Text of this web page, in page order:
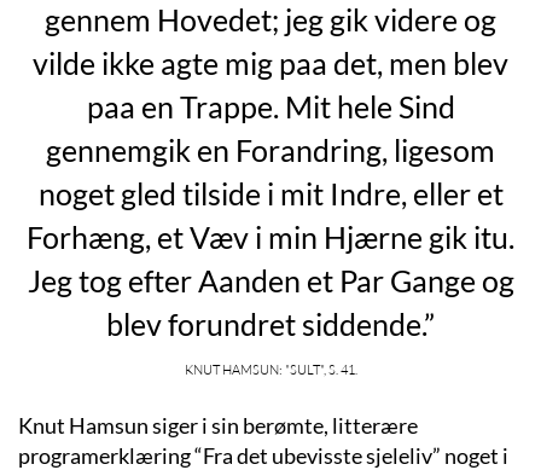
gennem Hovedet; jeg gik videre og
vilde ikke agte mig paa det, men blev
paa en Trappe. Mit hele Sind
gennemgik en Forandring, ligesom
noget gled tilside i mit Indre, eller et
Forhæng, et Væv i min Hjærne gik itu.
Jeg tog efter Aanden et Par Gange og
blev forundret siddende.”
Knut Hamsun: "Sult", s. 41.
Knut Hamsun siger i sin berømte, litterære
programerklæring “Fra det ubevisste sjeleliv” noget i